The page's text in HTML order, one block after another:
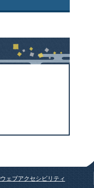
ウェブアクセシビリティ